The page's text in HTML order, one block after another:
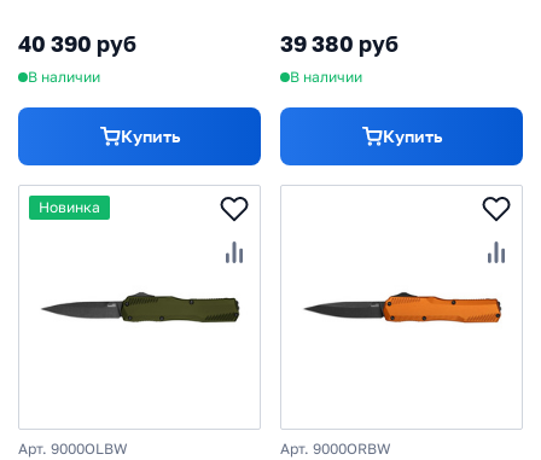
40 390 руб
В наличии
Купить
39 380 руб
В наличии
Купить
Новинка
Арт. 9000OLBW Арт. 9000ORBW